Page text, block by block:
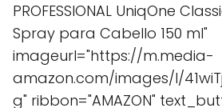
PROFESSIONAL UniqOne
Spray para Cabello 150 ml"
imageurl="https://m.media-
amazon.com/images/I/
g" ribbon="AMAZON"